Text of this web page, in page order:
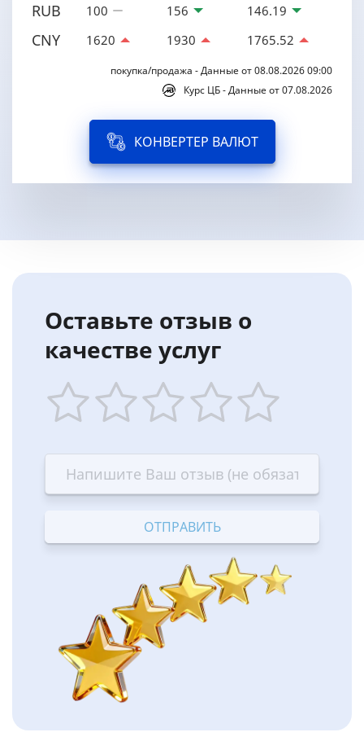
RUB 100 156 146.19
CNY 1620 1930 1765.52
покупка/продажа - Данные от 08.08.2026 09:00
Курс ЦБ - Данные от 07.08.2026
КОНВЕРТЕР ВАЛЮТ
Оставьте отзыв о
качестве услуг
star
Terrible
stars
—
Bad
stars
—
OK
stars
—
Good
stars
—
Excellent